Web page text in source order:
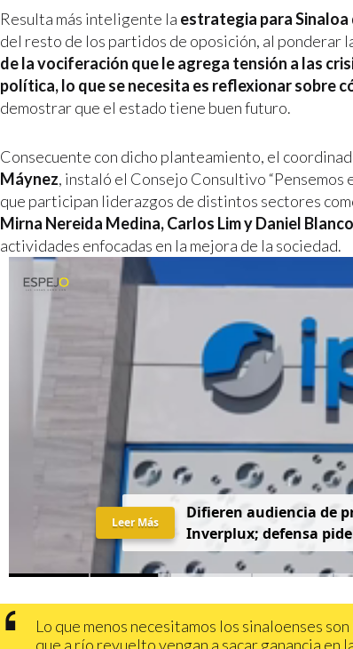
Resulta más inteligente la estrategia para
del resto de los partidos de oposición, al ponderar
de la vociferación que le agrega tensión a las
política, lo que se necesita es reflexionar sobre
demostrar que el estado tiene buen futuro.
Consecuente con dicho planteamiento, el
Máynez, instaló el Consejo Consultivo “Pensemos
que participan liderazgos de distintos sectores
Mirna Nereida Medina, Carlos Lim y Daniel Blanco
actividades enfocadas en la mejora de la sociedad.
Difieren audiencia de p
Inverplux; defensa pide
Leer Más
Lo que menos necesitamos los sinaloenses
que a río revuelto vengan a sacar ganancia en